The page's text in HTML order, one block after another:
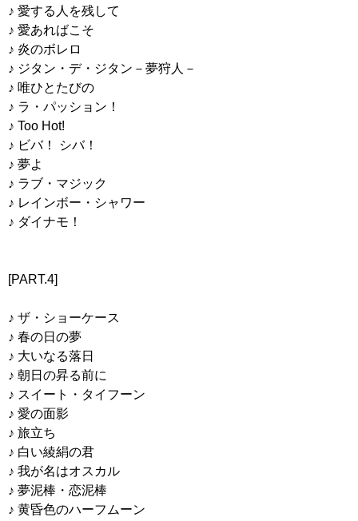
♪ 愛する人を残して
♪ 愛あればこそ
♪ 炎のボレロ
♪ ジタン・デ・ジタン－夢狩人－
♪ 唯ひとたびの
♪ ラ・パッション！
♪ Too Hot!
♪ ビバ！ シバ！
♪ 夢よ
♪ ラブ・マジック
♪ レインボー・シャワー
♪ ダイナモ！
[PART.4]
♪ ザ・ショーケース
♪ 春の日の夢
♪ 大いなる落日
♪ 朝日の昇る前に
♪ スイート・タイフーン
♪ 愛の面影
♪ 旅立ち
♪ 白い綾絹の君
♪ 我が名はオスカル
♪ 夢泥棒・恋泥棒
♪ 黄昏色のハーフムーン